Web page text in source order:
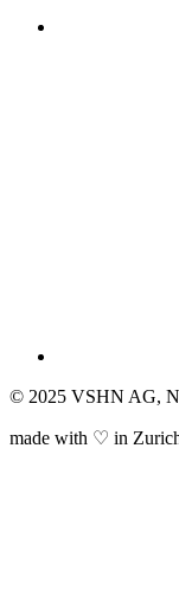
© 2025 VSHN AG,
made with ♡ in